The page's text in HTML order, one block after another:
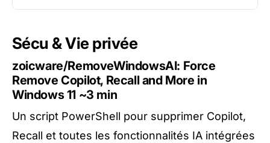
Sécu & Vie privée
zoicware/RemoveWindowsAI: Force
Remove Copilot, Recall and More in
Windows 11 ~3 min
Un script PowerShell pour supprimer Copilot,
Recall et toutes les fonctionnalités IA intégrées